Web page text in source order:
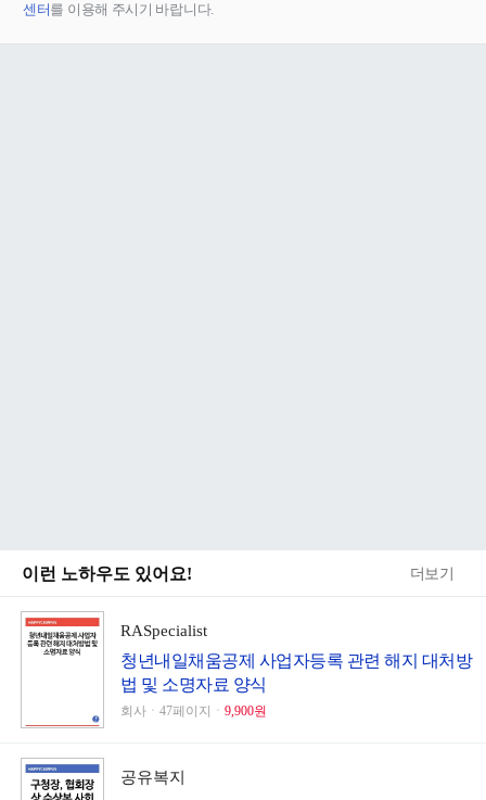
센터를 이용해 주시기 바랍니다.
이런 노하우도 있어요! 더보기
RASpecialist
청년내일채움공제 사업자등록 관련 해지 대처방
법 및 소명자료 양식
회사ㆍ47페이지ㆍ 9,900원
공유복지